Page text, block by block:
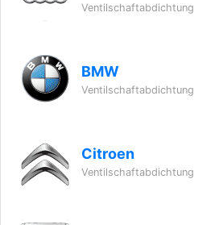
Ventilschaftabdichtung
BMW
Ventilschaftabdichtung
Citroen
Ventilschaftabdichtung